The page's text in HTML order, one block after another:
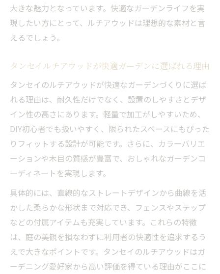
大きな魅力となっています。快適なガーデンライフを実
現したい方にとって、ルチアウッドは理想的な素材と言
えるでしょう。
タンセイルチアウッドが快適ガーデンに選ばれる理由
タンセイのルチアウッドが快適なガーデンづくりに選ば
れる理由は、耐久性だけでなく、設置のしやすさとデザ
イン性の高さにあります。軽量で加工がしやすいため、
DIY初心者でも扱いやすく、限られたスペースにもぴった
りフィットする設計が可能です。さらに、カラーバリエ
ーションや木目の質感が豊富で、おしゃれなガーデンコ
ーディネートを実現します。
具体的には、直線的なストレートデザインから曲線を活
かした柔らかな形状まで対応でき、フェンスやステップ
などの付属アイテムも充実しています。これらの特徴
は、庭の美観を損なわずに利用者の快適性を追求するう
えで大きなポイントです。タンセイのルチアウッドはガ
ーデニング愛好家から高い評価を得ている理由がここに